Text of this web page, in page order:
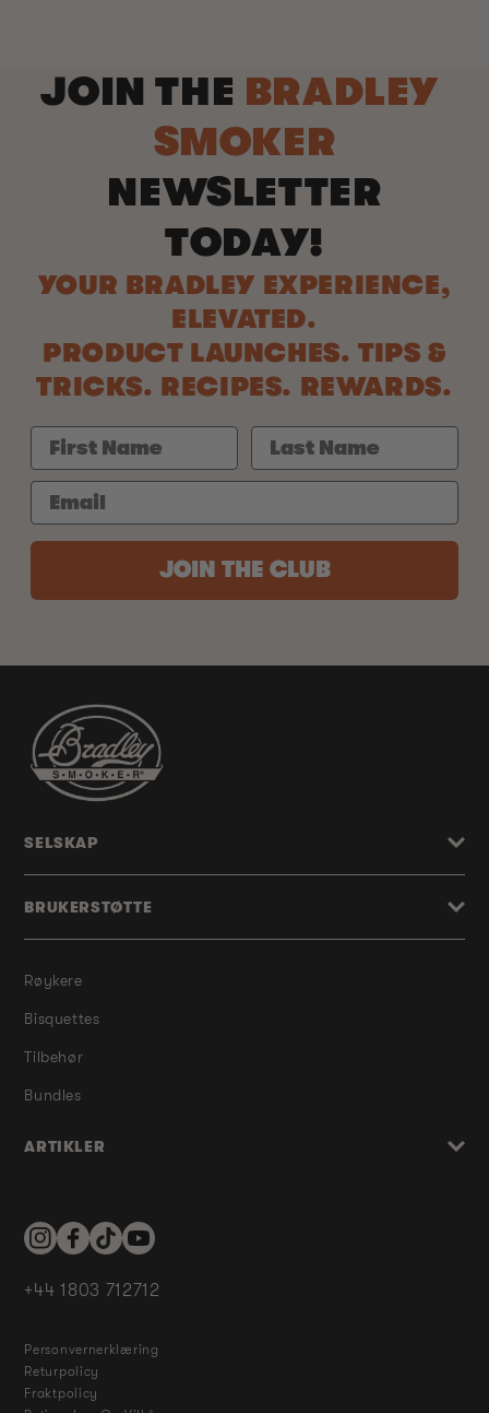
JOIN THE BRADLEY
SMOKER
NEWSLETTER
TODAY!
YOUR BRADLEY EXPERIENCE,
ELEVATED.
PRODUCT LAUNCHES. TIPS &
TRICKS. RECIPES. REWARDS.
JOIN THE CLUB
Røykere
Bisquettes
Tilbehør
Bundles
ARTIKLER
SELSKAP
BRUKERSTØTTE
InstagramFacebookTikTokYouTube
+44 1803 712712
Personvernerklæring
Returpolicy
Fraktpolicy